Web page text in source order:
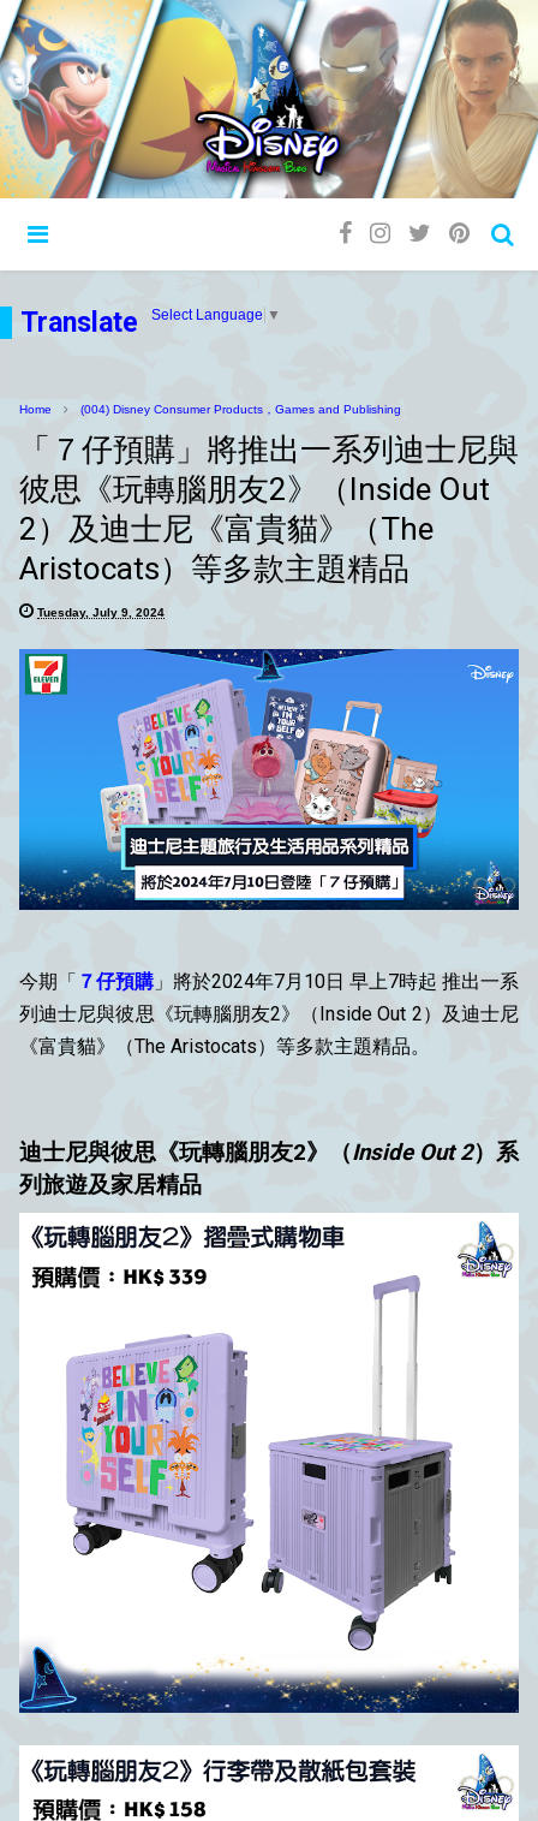
Translate Select Language ▼
Home (004) Disney Consumer Products，Games and Publishing
「７仔預購」將推出一系列迪士尼與
彼思《玩轉腦朋友2》（Inside Out
2）及迪士尼《富貴貓》（The
Aristocats）等多款主題精品
Tuesday, July 9, 2024
今期「 ７仔預購 」將於2024年7月10日 早上7時起 推出一系
列迪士尼與彼思《玩轉腦朋友2》（Inside Out 2）及迪士尼
《富貴貓》（The Aristocats）等多款主題精品。
迪士尼與彼思《玩轉腦朋友2》（Inside Out 2）系
列旅遊及家居精品